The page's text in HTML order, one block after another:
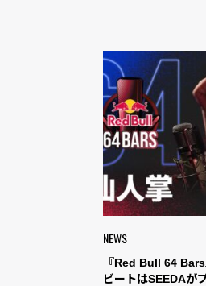
NEWS
『Red Bull 64
ビートはSEEDAが